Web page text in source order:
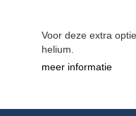
Voor deze extra
helium.
meer informatie